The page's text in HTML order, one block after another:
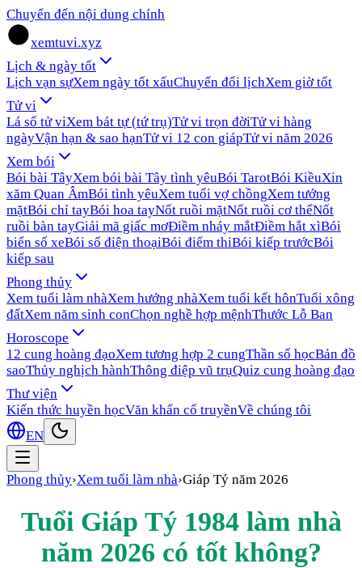
Chuyển đến nội dung chính
xemtuvi.xyz
Lịch & ngày tốt
Lịch vạn sựXem ngày tốt xấuChuyển đổi lịchXem giờ tốt
Tử vi
Lá số tử viXem bát tự (tứ trụ)Tử vi trọn đờiTử vi hàng
ngàyVận hạn & sao hạnTử vi 12 con giápTử vi năm 2026
Xem bói
Bói bài TâyXem bói bài Tây tình yêuBói TarotBói KiềuXin
xăm Quan ÂmBói tình yêuXem tuổi vợ chồngXem tướng
mặtBói chỉ tayBói hoa tayNốt ruồi mặtNốt ruồi cơ thểNốt
ruồi bàn tayGiải mã giấc mơĐiềm nháy mắtĐiềm hắt xìBói
biển số xeBói số điện thoạiBói điểm thiBói kiếp trướcBói
kiếp sau
Phong thủy
Xem tuổi làm nhàXem hướng nhàXem tuổi kết hônTuổi xông
đấtXem năm sinh conChọn nghề hợp mệnhThước Lỗ Ban
Horoscope
12 cung hoàng đạoXem tương hợp 2 cungThần số họcBản đồ
saoThủy nghịch hànhThông điệp vũ trụQuiz cung hoàng đạo
Thư viện
Kiến thức huyền họcVăn khấn cổ truyềnVề chúng tôi
EN
Phong thủy›Xem tuổi làm nhà›Giáp Tý năm 2026
Tuổi Giáp Tý 1984làm nhà
năm 2026 có tốt không?